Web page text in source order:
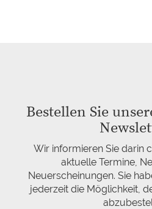
Bestellen Sie
Wir informieren Sie darin
aktuelle Termine,
Neuerscheinungen. Sie
jederzeit die Möglichkeit,